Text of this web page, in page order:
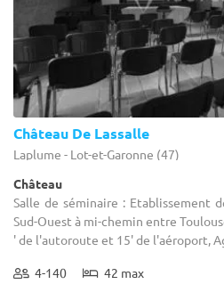
Château De Lassalle
Laplume - Lot-et-Garonne (47)
Château
Salle de séminaire : Etablissement
Sud-Ouest à mi-chemin entre
' de l'autoroute et 15' de l'aéroport,
4-140 42 max